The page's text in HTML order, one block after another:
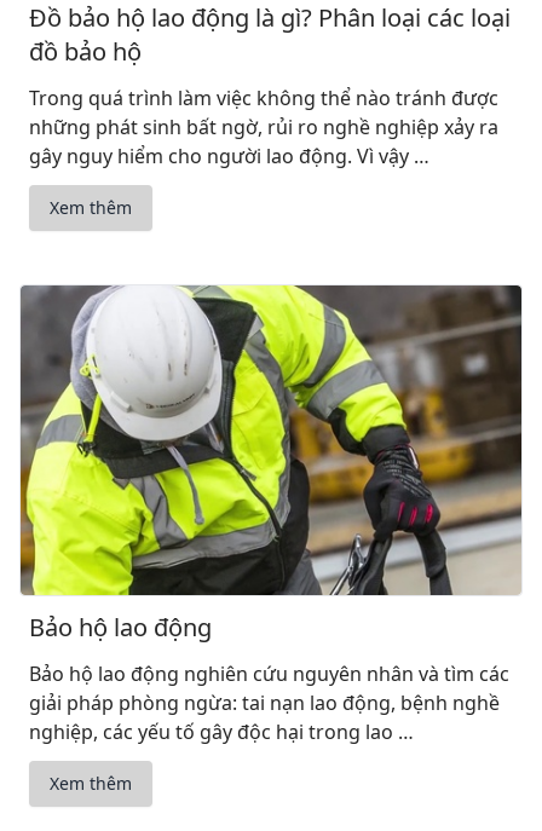
Đồ bảo hộ lao động là gì? Phân loại các loại
đồ bảo hộ
Trong quá trình làm việc không thể nào tránh được
những phát sinh bất ngờ, rủi ro nghề nghiệp xảy ra
gây nguy hiểm cho người lao động. Vì vậy …
Xem thêm
Bảo hộ lao động
Bảo hộ lao động nghiên cứu nguyên nhân và tìm các
giải pháp phòng ngừa: tai nạn lao động, bệnh nghề
nghiệp, các yếu tố gây độc hại trong lao …
Xem thêm